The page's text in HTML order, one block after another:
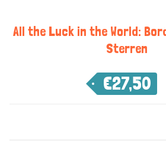
All the Luck in the World:
Sterren
€27,50